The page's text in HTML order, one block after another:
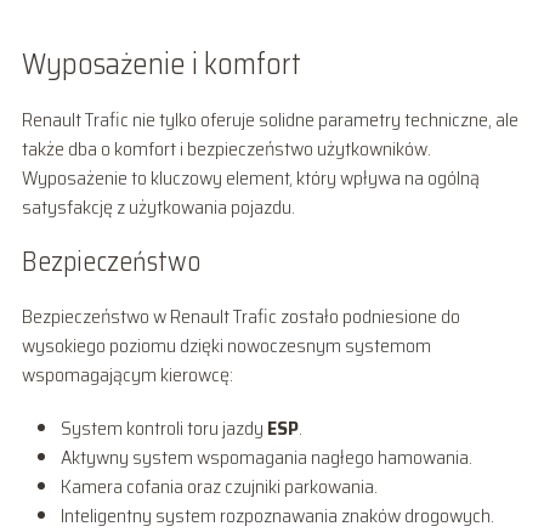
Wyposażenie i komfort
Renault Trafic nie tylko oferuje solidne parametry techniczne, ale
także dba o komfort i bezpieczeństwo użytkowników.
Wyposażenie to kluczowy element, który wpływa na ogólną
satysfakcję z użytkowania pojazdu.
Bezpieczeństwo
Bezpieczeństwo w Renault Trafic zostało podniesione do
wysokiego poziomu dzięki nowoczesnym systemom
wspomagającym kierowcę:
System kontroli toru jazdy ESP.
Aktywny system wspomagania nagłego hamowania.
Kamera cofania oraz czujniki parkowania.
Inteligentny system rozpoznawania znaków drogowych.